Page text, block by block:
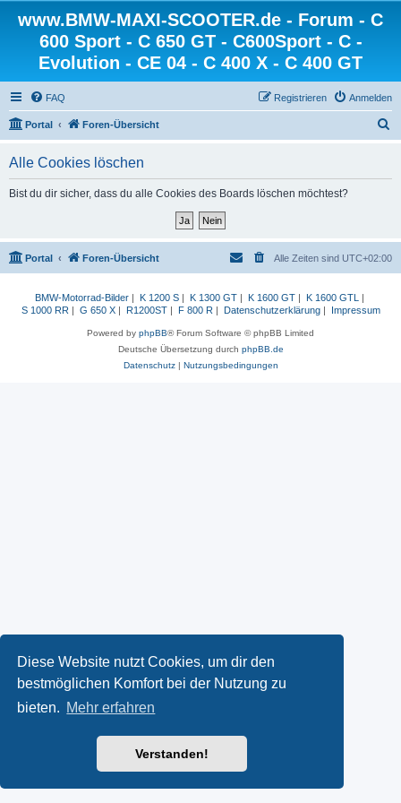
Diese Website nutzt Cookies, um dir den
bestmöglichen Komfort bei der Nutzung zu
bieten. Mehr erfahren
Verstanden!
www.BMW-MAXI-SCOOTER.de - Forum - C
600 Sport - C 650 GT - C600Sport - C -
Evolution - CE 04 - C 400 X - C 400 GT
FAQ Anmelden
Registrieren
Portal Foren-Übersicht
Alle Cookies löschen
Bist du dir sicher, dass du alle Cookies des Boards löschen möchtest?
Portal Foren-Übersicht Alle Zeiten sind UTC+02:00
BMW-Motorrad-Bilder| K 1200 S| K 1300 GT| K 1600 GT| K 1600 GTL
|
S 1000 RR | G 650 X| R1200ST| F 800 R | Datenschutzerklärung| Impressum
Powered by phpBB® Forum Software © phpBB Limited
Deutsche Übersetzung durch phpBB.de
Datenschutz| Nutzungsbedingungen